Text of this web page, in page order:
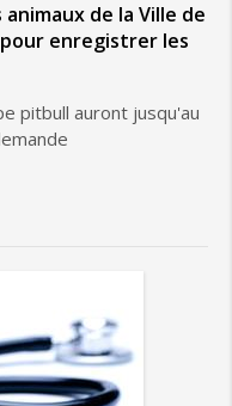
de la Ville de
enregistrer les
pitbull auront jusqu'au